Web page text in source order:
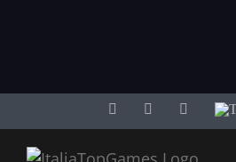
al
contenuto
FacebookTwitter